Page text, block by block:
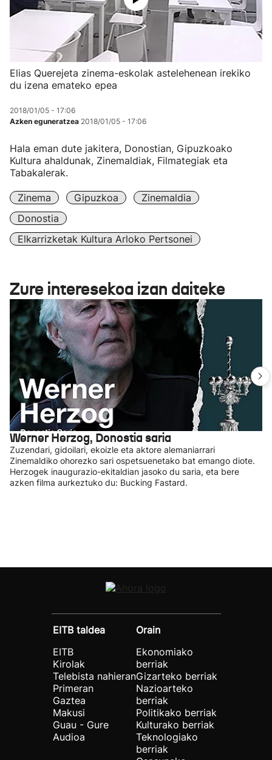
Elias Querejeta zinema-eskolak astelehenean irekiko
du izena emateko epea
2018/01/05 - 17:06
Azken eguneratzea 2018/01/05 - 17:06
Hala eman dute jakitera, Donostian, Gipuzkoako
Kultura ahaldunak, Zinemaldiak, Filmategiak eta
Tabakalerak.
Zinema Gipuzkoa
Zinemaldia
Donostia
Elkarrizketak Kultura Arloko Pertsonei
Zure interesekoa izan daiteke
Werner Herzog, Donostia saria
Zuzendari, gidoilari, ekoizle eta aktore alemaniarrari
Zinemaldiko ohorezko sari ospetsuenetako bat emango diote.
Herzogek inaugurazio-ekitaldian jasoko du saria, eta bere
azken filma aurkeztuko du: Bucking Fastard.
EITB taldea
EITB
Kirolak
Telebista nahieran
Primeran
Gaztea
Makusi
Guau - Gure
Audioa
Orain
Ekonomiako
berriak
Gizarteko berriak
Nazioarteko
berriak
Politikako berriak
Kulturako berriak
Teknologiako
berriak